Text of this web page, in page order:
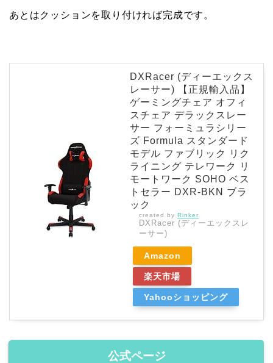
あとはクッションを取り付ければ完成です。
DXRacer (ディーエックス
レーサー) 【正規輸入品】
ゲーミングチェア オフィ
スチェア デラックスレー
サー フォーミュラシリー
ズ Formula スタンダード
モデル ファブリック リク
ライニング テレワーク リ
モートワーク SOHO ベス
トセラー DXR-BKN ブラ
ック
created by Rinker
DXRacer (ディーエックスレ
ーサー)
Amazon
楽天市場
Yahooショッピング
公式ページ